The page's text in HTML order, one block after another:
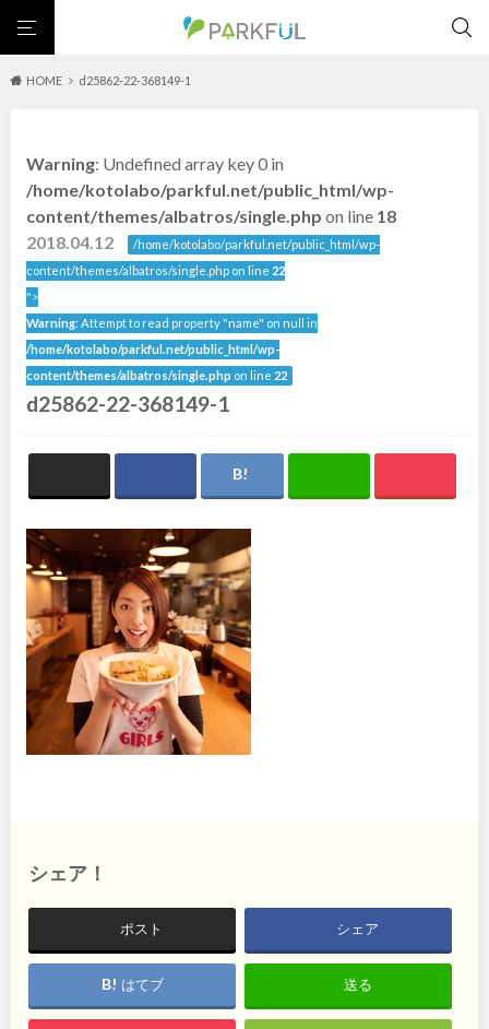
自然が豊か
梅・桜の名所 景色が良い
テニスコート
野球場 紅葉の名所 バーベキュー
カフェ・レストラン サッカー・フットサル
ランニングコース
歴史・文化財 日本庭園
紅葉の美しい公園
さくら名所100公園
屋内遊び場
アスレチックコース
バスケットボール
彫刻・アート 桜・梅の名所
洋式庭園
ドッグラン ローラー滑り台
Pickup
花の名所 プレーパーク 公園グルメ
インクルーシブパーク
屋根付き遊び場
スケートパーク
ライトアップ イルミネーション
イベント
地域で探す
北海道・東北
北海道 青森
秋田
茨城
群馬
千葉
新潟 富山
石川 福井
大型遊具
ピックアップ1000公園
自然が豊か
梅・桜の名所
景色が良い
水遊び
テニスコート
野球場
紅葉の名所
カフェ・レストラン
サッカー・フットサル
ランニングコース
動物園・ふれあい
屋内遊び場
アスレチックコース
洋式庭園
ローラー滑り台
夜景スポット
花の名所
公園グルメ
インクルーシブパーク
イルミネーション
HOME d25862-22-368149-1
Warning: Undefined array key 0 in
/home/kotolabo/parkful.net/public_html/wp-
content/themes/albatros/single.php on line 18
2018.04.12
/home/kotolabo/parkful.net/public_html/wp-
content/themes/albatros/single.php on line 22
">
Warning: Attempt to read property "name" on null in
/home/kotolabo/parkful.net/public_html/wp-
content/themes/albatros/single.php on line 22
d25862-22-368149-1
シェア！
ポスト シェア
はてブ 送る